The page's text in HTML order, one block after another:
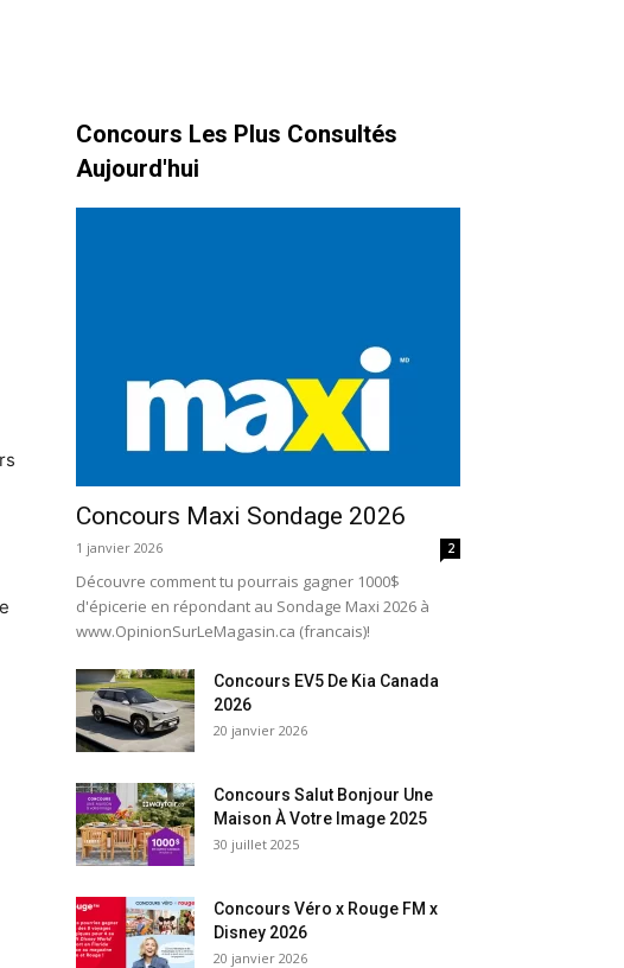
Concours Les Plus Consultés
Aujourd'hui
Concours Maxi Sondage 2026
1 janvier 2026 2
Découvre comment tu pourrais gagner 1000$
d'épicerie en répondant au Sondage Maxi 2026 à
www.OpinionSurLeMagasin.ca (francais)!
Concours EV5 De Kia Canada
2026
20 janvier 2026
Concours Salut Bonjour Une
Maison À Votre Image 2025
30 juillet 2025
Concours Véro x Rouge FM x
Disney 2026
20 janvier 2026